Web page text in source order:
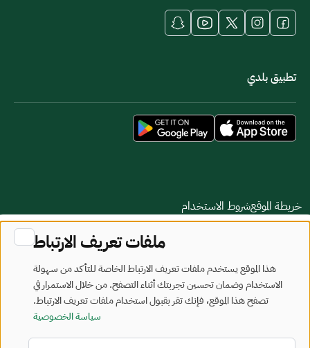
تطبيق بلدي
خريطة الموقعشروط الاستخدام
جميع الحقوق محفوظة - وزارة البلديات والإسكان © 2026
تم تطويره وصيانته بواسطة وزارة البلديات والإسكان
آخر تحديث: 2026/08/06
ملفات تعريف الارتباط
هذا الموقع يستخدم ملفات تعريف الارتباط الخاصة للتأكد من سهولة
الاستخدام وضمان تحسين تجربتك أثناء التصفح. من خلال الاستمرار في
تصفح هذا الموقع، فإنك تقر بقبول استخدام ملفات تعريف الارتباط.
سياسة الخصوصية